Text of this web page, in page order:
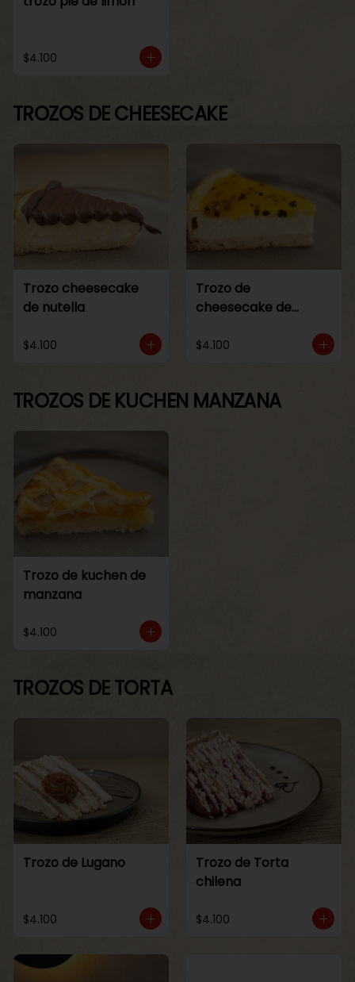
$4.100
TROZOS DE CHEESECAKE
Trozo cheesecake
de nutella
$4.100
Trozo de
cheesecake de
$4.100
TROZOS DE KUCHEN MANZANA
Trozo de kuchen de
manzana
$4.100
TROZOS DE TORTA
Trozo de Lugano
$4.100
Trozo de Torta
chilena
$4.100